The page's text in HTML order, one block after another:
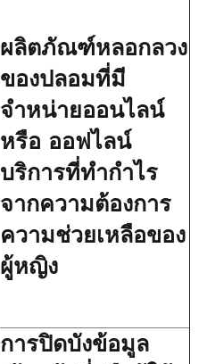
ผลิตภัณฑ์หลอกลวง
ของปลอมที่มี
จำหน่ายออนไลน์
หรือ ออฟไลน์
บริการที่ทำกำไร
จากความต้องการ
ความช่วยเหลือของ
ผู้หญิง
การปิดบังข้อมูล